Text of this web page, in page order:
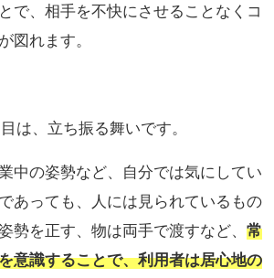
で、相手を不快にさせることなくコ
図れます。
は、立ち振る舞いです。
中の姿勢など、自分では気にしてい
あっても、人には見られているもの
勢を正す、物は両手で渡すなど、 常
意識することで、利用者は居心地の